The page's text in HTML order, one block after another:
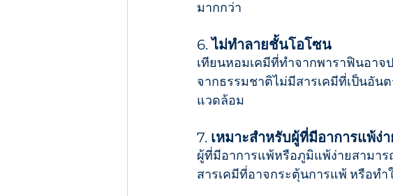
มากกว่า
6. ไม่ทำลายชั้นโอโซน
เทียนหอมเคมีที่ทำจากพาราฟินอา
จากธรรมชาติไม่มีสารเคมีที่เป็นอัน
แวดล้อม
7. เหมาะสำหรับผู้ที่มีอาการแพ้ง่า
ผู้ที่มีอาการแพ้หรือภูมิแพ้ง่ายสามาร
สารเคมีที่อาจกระตุ้นการแพ้ หรือทำ